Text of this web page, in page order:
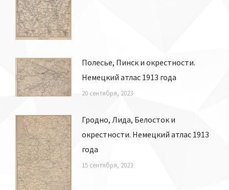
Полесье, Пинск и окрестности.
Немецкий атлас 1913 года
20 сентября, 2023
Гродно, Лида, Белосток и
окрестности. Немецкий атлас 1913
года
15 сентября, 2023